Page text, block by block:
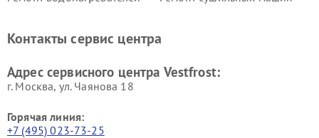
Vestfrost
Контакты сервис центра
Адрес сервисного центра Vestfrost:
г. Москва, ул. Чаянова 18
Горячая линия:
+7 (495) 023-73-25